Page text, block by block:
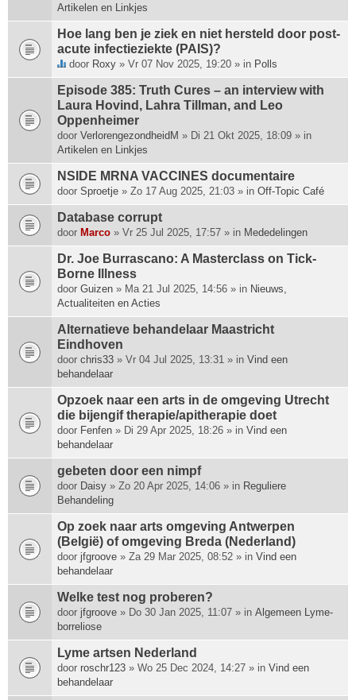
Artikelen en Linkjes
Hoe lang ben je ziek en niet hersteld door post-
acute infectieziekte (PAIS)?
i
t
o
n
d
r
w
e
r
p
h
e
e
f
t
e
e
n
p
e
i
l
i
n
g
.
door Roxy » Vr 07 Nov 2025, 19:20 » in Polls
Episode 385: Truth Cures – an interview with
Laura Hovind, Lahra Tillman, and Leo
Oppenheimer
door VerlorengezondheidM » Di 21 Okt 2025, 18:09 » in
Artikelen en Linkjes
NSIDE MRNA VACCINES documentaire
door Sproetje » Zo 17 Aug 2025, 21:03 » in Off-Topic Café
Database corrupt
door Marco » Vr 25 Jul 2025, 17:57 » in Mededelingen
Dr. Joe Burrascano: A Masterclass on Tick-
Borne Illness
door Guizen » Ma 21 Jul 2025, 14:56 » in Nieuws,
Actualiteiten en Acties
Alternatieve behandelaar Maastricht
Eindhoven
door chris33 » Vr 04 Jul 2025, 13:31 » in Vind een
behandelaar
Opzoek naar een arts in de omgeving Utrecht
die bijengif therapie/apitherapie doet
door Fenfen » Di 29 Apr 2025, 18:26 » in Vind een
behandelaar
gebeten door een nimpf
door Daisy » Zo 20 Apr 2025, 14:06 » in Reguliere
Behandeling
Op zoek naar arts omgeving Antwerpen
(België) of omgeving Breda (Nederland)
door jfgroove » Za 29 Mar 2025, 08:52 » in Vind een
behandelaar
Welke test nog proberen?
door jfgroove » Do 30 Jan 2025, 11:07 » in Algemeen Lyme-
borreliose
Lyme artsen Nederland
door roschr123 » Wo 25 Dec 2024, 14:27 » in Vind een
behandelaar